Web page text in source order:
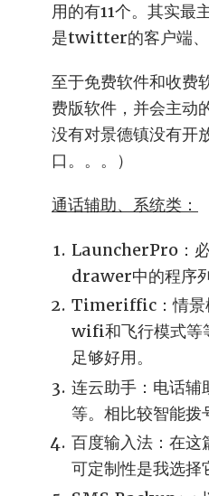
用的有11个。其实
是twitter的客户端、
至于免费软件和收费
费版软件，并会主动
没有对景德镇没有开
口。。。）
通话辅助、系统类：
LauncherPro：
drawer中的程序
Timeriffic：情景
wifi和飞行模式等
足够好用。
连云助手：电话辅
等。相比较智能拨
百度输入法：在这
可定制性是我选择